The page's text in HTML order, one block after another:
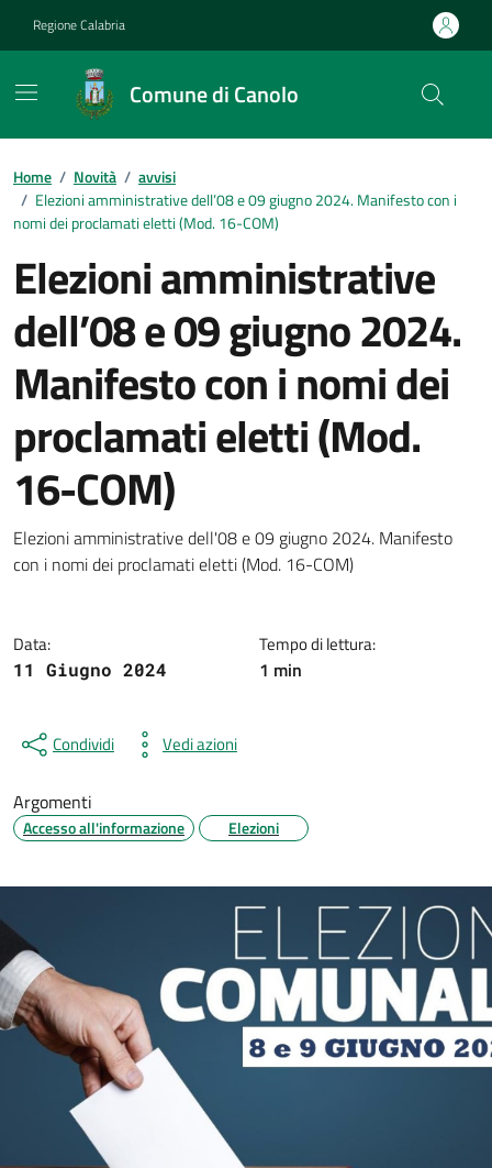
Regione Calabria
Comune di Canolo
Home / Novità / avvisi
/ Elezioni amministrative dell’08 e 09 giugno 2024. Manifesto con i
nomi dei proclamati eletti (Mod. 16-COM)
Elezioni amministrative
dell’08 e 09 giugno 2024.
Manifesto con i nomi dei
proclamati eletti (Mod.
16-COM)
Dettagli della notizia
Elezioni amministrative dell'08 e 09 giugno 2024. Manifesto
con i nomi dei proclamati eletti (Mod. 16-COM)
Data:
11 Giugno 2024
Tempo di lettura:
1 min
Condividi Vedi azioni
Argomenti
Accesso all'informazione Elezioni